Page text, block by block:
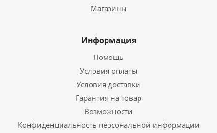
Магазины
Информация
Помощь
Условия оплаты
Условия доставки
Гарантия на товар
Возможности
Конфиденциальность персональной информации